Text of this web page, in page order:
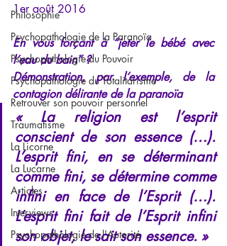
Philosophie
Psychopathologie de la Paranoïa
Psychopathologie du Pouvoir
Psychopathologie du Totalitarisme
Retrouver son pouvoir personnel
Traumatisme
La Licorne
La Lucarne
Articles
Interviews
Psychopathologie de l'Autorité
1er août 2016
En vous forçant à “jeter le bébé avec
l’eau du bain” ?
Démonstration, par l’exemple, de la
contagion délirante de la paranoïa
« La religion est l’esprit
conscient de son essence (…).
L’esprit fini, en se déterminant
comme fini, se détermine comme
infini en face de l’Esprit (…).
L’esprit fini fait de l’Esprit infini
son objet, le sait son essence. »